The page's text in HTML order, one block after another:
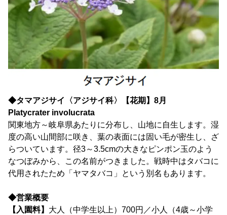
◆タマアジサイ〈アジサイ科〉【花期】8月
Platycrater involucrata
関東地方～岐阜県あたりに分布し、山地に自生します。湿
度の高い山間部に咲き、葉の表面には固い毛が密生し、ざ
らついています。径3～3.5cmの大きなピンポン玉のよう
なつぼみから、この名前がつきました。戦時中はタバコに
代用されたため「ヤマタバコ」という別名もあります。
◆営業概要
【入園料】 大人（中学生以上）700円／小人（4歳～小学